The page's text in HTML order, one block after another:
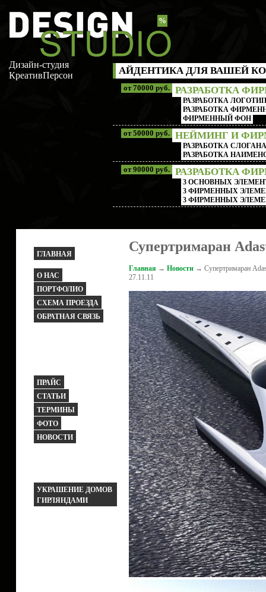
Дизайн-студия
КреативПерсон
%
АЙДЕНТИКА ДЛЯ ВАШЕЙ
РАЗРАБОТКА
РАЗРАБОТКА
РАЗРАБОТКА
ФИРМЕННЫЙ ФОН
от 70000 руб.
НЕЙМИНГ И
РАЗРАБОТКА
РАЗРАБОТКА
от 50000 руб.
РАЗРАБОТКА
3 ОСНОВНЫХ
3 ФИРМЕННЫХ
3 ФИРМЕННЫХ
от 90000 руб.
ГЛАВНАЯ
О НАС
ПОРТФОЛИО
СХЕМА ПРОЕЗДА
ОБРАТНАЯ СВЯЗЬ
ПРАЙС
СТАТЬИ
ТЕРМИНЫ
ФОТО
НОВОСТИ
УКРАШЕНИЕ ДОМОВ
ГИРЛЯНДАМИ
Супертримаран
Главная → Новости → Супертримаран
27.11.11